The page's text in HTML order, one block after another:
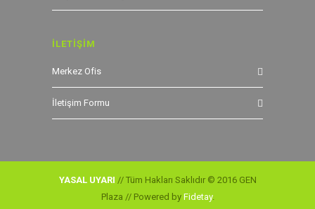
İLETİŞİM
Merkez Ofis
İletişim Formu
YASAL UYARI // Tüm Hakları Saklıdır © 2016 GEN
Plaza // Powered by Fidetay.